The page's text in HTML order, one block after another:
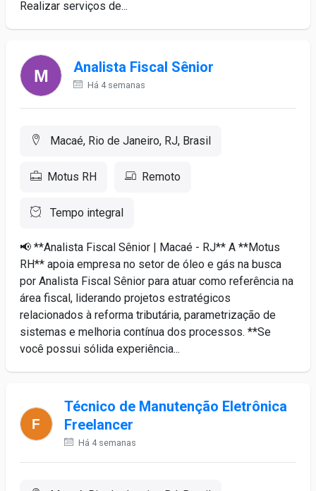
Realizar serviços de...
Analista Fiscal Sênior
Há 4 semanas
Macaé, Rio de Janeiro, RJ, Brasil
Motus RH Remoto
Tempo integral
📢 **Analista Fiscal Sênior | Macaé - RJ** A **Motus
RH** apoia empresa no setor de óleo e gás na busca
por Analista Fiscal Sênior para atuar como referência na
área fiscal, liderando projetos estratégicos
relacionados à reforma tributária, parametrização de
sistemas e melhoria contínua dos processos. **Se
você possui sólida experiência...
Técnico de Manutenção Eletrônica
Freelancer
Há 4 semanas